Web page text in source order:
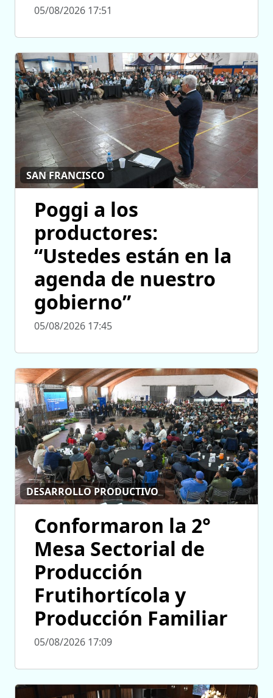
05/08/2026 17:51
SAN FRANCISCO
Poggi a los
productores:
“Ustedes están en la
agenda de nuestro
gobierno”
05/08/2026 17:45
DESARROLLO PRODUCTIVO
Conformaron la 2°
Mesa Sectorial de
Producción
Frutihortícola y
Producción Familiar
05/08/2026 17:09